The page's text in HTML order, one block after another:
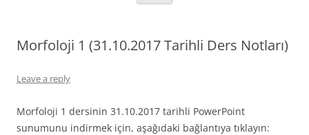
Morfoloji 1 (31.10.2017 Tarihli Ders Notları)
Leave a reply
Morfoloji 1 dersinin 31.10.2017 tarihli PowerPoint
sunumunu indirmek için, aşağıdaki bağlantıya tıklayın: